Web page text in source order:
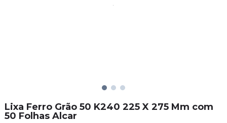
Lixa Ferro Grão 50 K240 225 X 275 Mm com
50 Folhas Alcar